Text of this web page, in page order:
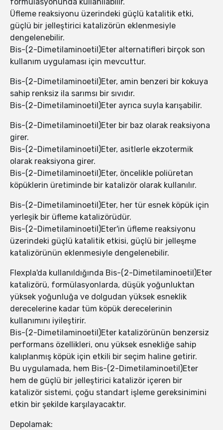
Üfleme reaksiyonu üzerindeki güçlü katalitik etki,
güçlü bir jelleştirici katalizörün eklenmesiyle
dengelenebilir.
Bis-(2-Dimetilaminoetil)Eter alternatifleri birçok son
kullanım uygulaması için mevcuttur.
Bis-(2-Dimetilaminoetil)Eter, amin benzeri bir kokuya
sahip renksiz ila sarımsı bir sıvıdır.
Bis-(2-Dimetilaminoetil)Eter ayrıca suyla karışabilir.
Bis-(2-Dimetilaminoetil)Eter bir baz olarak reaksiyona
girer.
Bis-(2-Dimetilaminoetil)Eter, asitlerle ekzotermik
olarak reaksiyona girer.
Bis-(2-Dimetilaminoetil)Eter, öncelikle poliüretan
köpüklerin üretiminde bir katalizör olarak kullanılır.
Bis-(2-Dimetilaminoetil)Eter, her tür esnek köpük için
yerleşik bir üfleme katalizörüdür.
Bis-(2-Dimetilaminoetil)Eter'in üfleme reaksiyonu
üzerindeki güçlü katalitik etkisi, güçlü bir jelleşme
katalizörünün eklenmesiyle dengelenebilir.
Flexpla'da kullanıldığında Bis-(2-Dimetilaminoetil)Eter
katalizörü, formülasyonlarda, düşük yoğunluktan
yüksek yoğunluğa ve dolgudan yüksek esneklik
derecelerine kadar tüm köpük derecelerinin
kullanımını iyileştirir.
Bis-(2-Dimetilaminoetil)Eter katalizörünün benzersiz
performans özellikleri, onu yüksek esnekliğe sahip
kalıplanmış köpük için etkili bir seçim haline getirir.
Bu uygulamada, hem Bis-(2-Dimetilaminoetil)Eter
hem de güçlü bir jelleştirici katalizör içeren bir
katalizör sistemi, çoğu standart işleme gereksinimini
etkin bir şekilde karşılayacaktır.
Depolamak: